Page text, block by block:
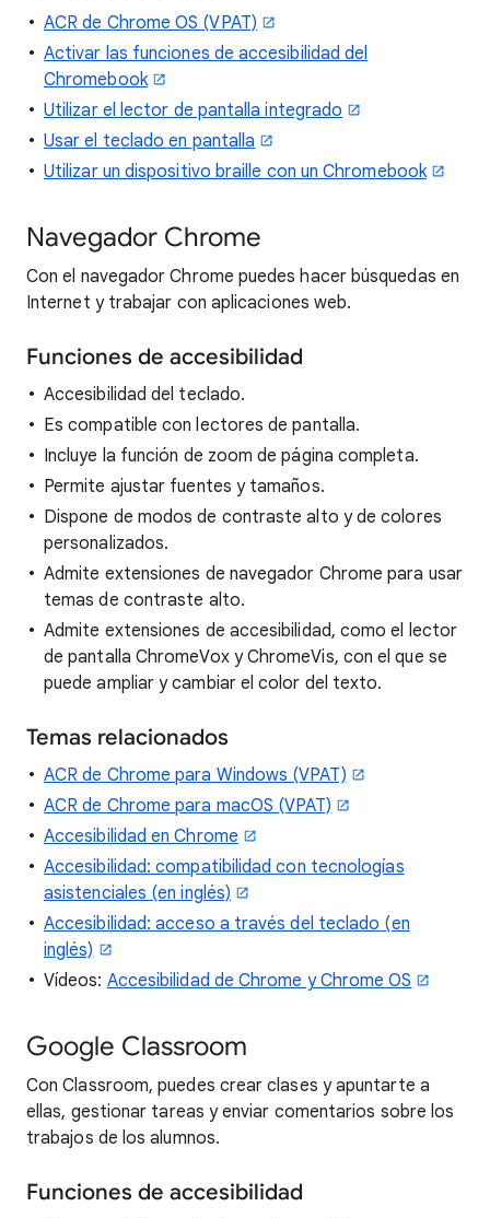
ACR de Chrome OS (VPAT)
Activar las funciones de accesibilidad del
Chromebook
Utilizar el lector de pantalla integrado
Usar el teclado en pantalla
Utilizar un dispositivo braille con un Chromebook
Navegador Chrome
Con el navegador Chrome puedes hacer búsquedas en
Internet y trabajar con aplicaciones web.
Funciones de accesibilidad
Accesibilidad del teclado.
Es compatible con lectores de pantalla.
Incluye la función de zoom de página completa.
Permite ajustar fuentes y tamaños.
Dispone de modos de contraste alto y de colores
personalizados.
Admite extensiones de navegador Chrome para usar
temas de contraste alto.
Admite extensiones de accesibilidad, como el lector
de pantalla ChromeVox y ChromeVis, con el que se
puede ampliar y cambiar el color del texto.
Temas relacionados
ACR de Chrome para Windows (VPAT)
ACR de Chrome para macOS (VPAT)
Accesibilidad en Chrome
Accesibilidad: compatibilidad con tecnologías
asistenciales (en inglés)
Accesibilidad: acceso a través del teclado (en
inglés)
Vídeos: Accesibilidad de Chrome y Chrome OS
Google Classroom
Con Classroom, puedes crear clases y apuntarte a
ellas, gestionar tareas y enviar comentarios sobre los
trabajos de los alumnos.
Funciones de accesibilidad